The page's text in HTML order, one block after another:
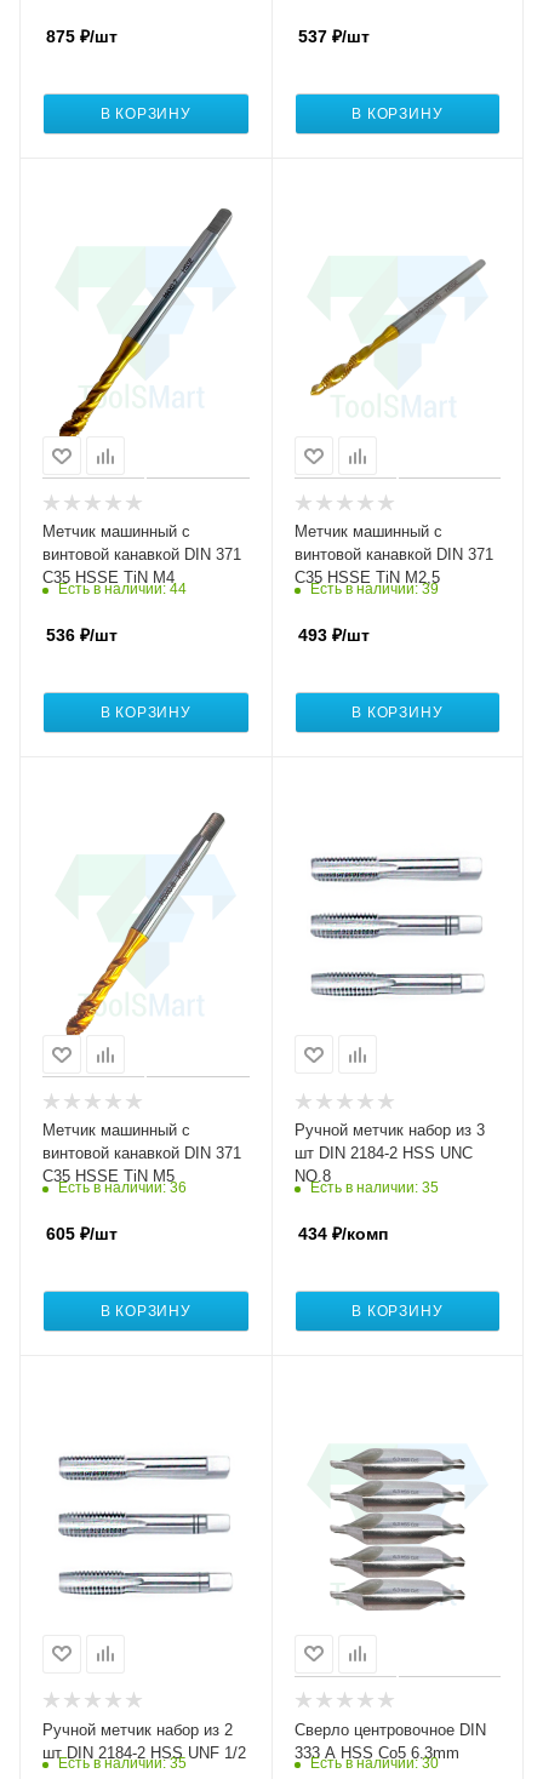
875 ₽/шт
В КОРЗИНУ
537₽/шт
В КОРЗИНУ
Метчик машинный с
винтовой канавкой DIN 371
C35 HSSE TiN M4
Есть в наличии: 44
536 ₽/шт
В КОРЗИНУ
Метчик машинный с
винтовой канавкой DIN 371
C35 HSSE TiN M2,5
Есть в наличии: 39
493₽/шт
В КОРЗИНУ
Метчик машинный с
винтовой канавкой DIN 371
C35 HSSE TiN M5
Есть в наличии: 36
605 ₽/шт
В КОРЗИНУ
Ручной метчик набор из 3
шт DIN 2184-2 HSS UNC
NO.8
Есть в наличии: 35
434₽/комп
В КОРЗИНУ
Ручной метчик набор из 2
шт DIN 2184-2 HSS UNF 1/2
Есть в наличии: 35
Сверло центровочное DIN
333 A HSS Co5 6.3mm
Есть в наличии: 30